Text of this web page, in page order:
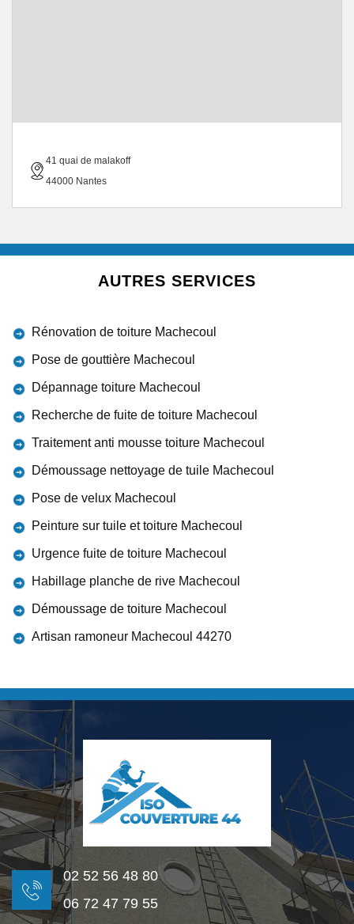
41 quai de malakoff
44000 Nantes
AUTRES SERVICES
Rénovation de toiture Machecoul
Pose de gouttière Machecoul
Dépannage toiture Machecoul
Recherche de fuite de toiture Machecoul
Traitement anti mousse toiture Machecoul
Démoussage nettoyage de tuile Machecoul
Pose de velux Machecoul
Peinture sur tuile et toiture Machecoul
Urgence fuite de toiture Machecoul
Habillage planche de rive Machecoul
Démoussage de toiture Machecoul
Artisan ramoneur Machecoul 44270
02 52 56 48 80
06 72 47 79 55